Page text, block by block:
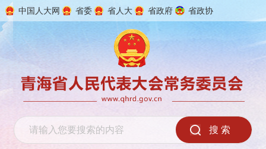
中国人大网 省委 省人大 省政府 省政协